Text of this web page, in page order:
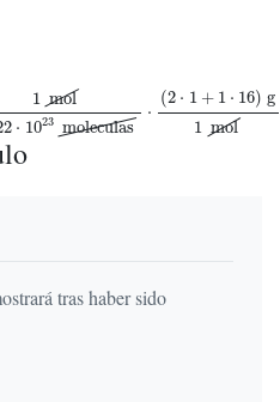
1 mol
⋅ 1023 moleculas
⋅
(2 ⋅ 1 + 1 ⋅ 16) g
1 mol
⋅10 23 moleculas 2⋅1 1 16) g1 mol
tras haber sido